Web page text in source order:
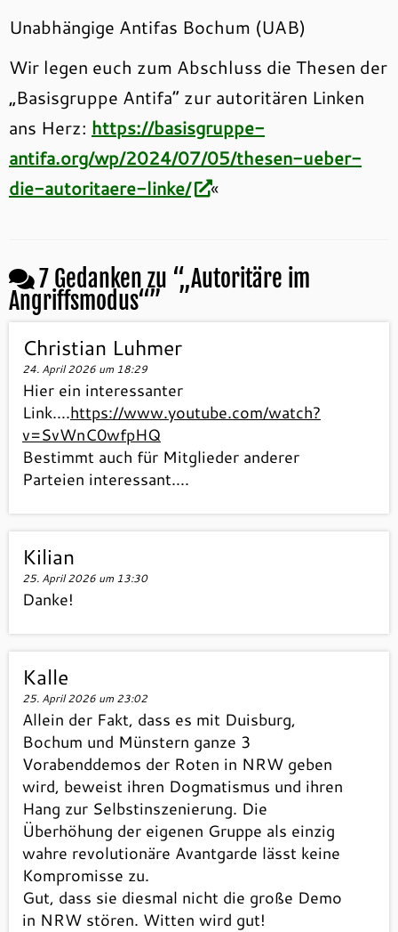
Unabhängige Antifas Bochum (UAB)
Wir legen euch zum Abschluss die Thesen der
„Basisgruppe Antifa“ zur autoritären Linken
ans Herz: https://basisgruppe-
antifa.org/wp/2024/07/05/thesen-ueber-
die-autoritaere-linke/
«
7 Gedanken zu “„Autoritäre im
Angriffsmodus“”
Christian Luhmer
24. April 2026 um 18:29
Hier ein interessanter
Link….https://www.youtube.com/watch?
v=SvWnC0wfpHQ
Bestimmt auch für Mitglieder anderer
Parteien interessant….
Kilian
25. April 2026 um 13:30
Danke!
Kalle
25. April 2026 um 23:02
Allein der Fakt, dass es mit Duisburg,
Bochum und Münstern ganze 3
Vorabenddemos der Roten in NRW geben
wird, beweist ihren Dogmatismus und ihren
Hang zur Selbstinszenierung. Die
Überhöhung der eigenen Gruppe als einzig
wahre revolutionäre Avantgarde lässt keine
Kompromisse zu.
Gut, dass sie diesmal nicht die große Demo
in NRW stören. Witten wird gut!